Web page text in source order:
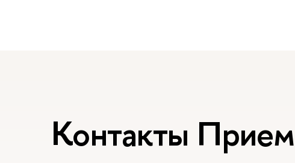
Контакты